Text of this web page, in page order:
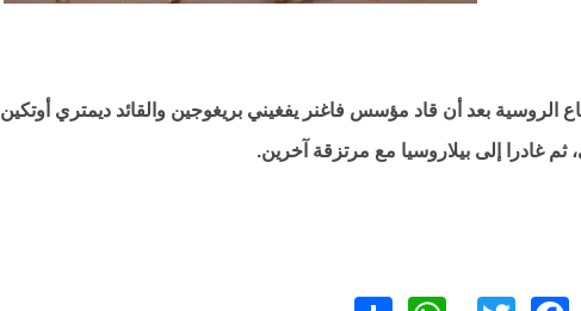
الروسية بعد أن قاد مؤسس فاغنر يفغيني بريغوجين والقائد ديمتري أوتكين
غادرا إلى بيلاروسيا مع مرتزقة آخرين.